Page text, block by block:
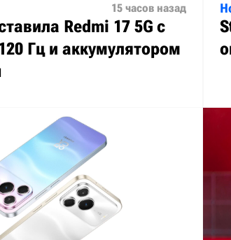
15 часов назад
Redmi 17 5G с
Гц и аккумулятором